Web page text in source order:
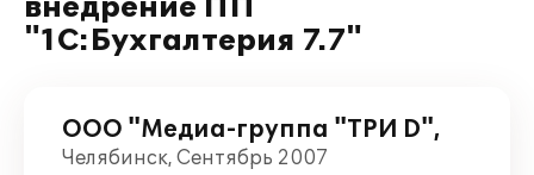
внедрение ПП
"1С:Бухгалтерия 7.7"
ООО "Медиа-группа "ТРИ D",
Челябинск, Сентябрь 2007